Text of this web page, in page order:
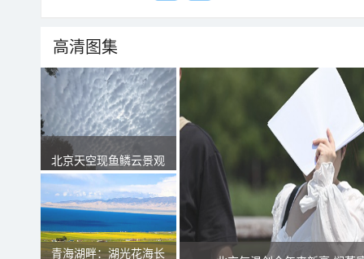
高清图集
北京天空现鱼鳞云景观
青海湖畔：湖光花海长